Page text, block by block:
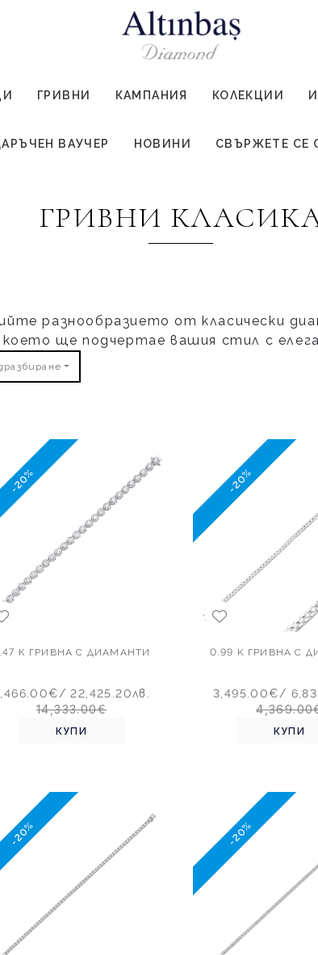
ГРИВНИ КАМПАНИЯ КОЛЕКЦИИ
ВАУЧЕР НОВИНИ СВЪРЖЕТЕ СЕ
ГРИВНИ
разнообразието от класически
ще подчертае вашия стил с
-20%
К ГРИВНА С ДИАМАНТИ
/ 22,425.20лв.
14,333.00€
КУПИ
-20%
0.99 K ГРИВНА С
3,495.00€/
КУПИ
-20% -20%